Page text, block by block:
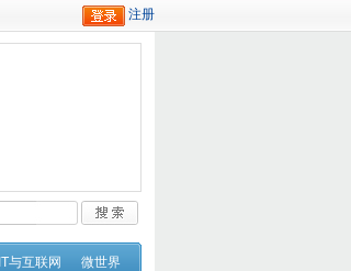
IT与互联网 微世界